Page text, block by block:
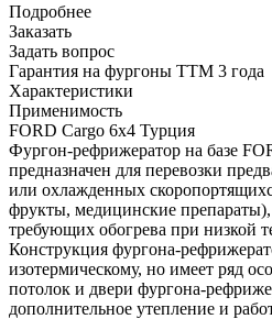
Подробнее
Заказать
Задать вопрос
Гарантия на фургоны ТТМ 3 года
Характеристики
Применимость
FORD Cargo 6x4 Турция
Фургон-рефрижератор на базе
предназначен для перевозки
или охлажденных
фрукты, медицинские
требующих обогрева при низкой
Конструкция фургона-
изотермическому, но имеет ряд
потолок и двери фургона-
дополнительное утепление и